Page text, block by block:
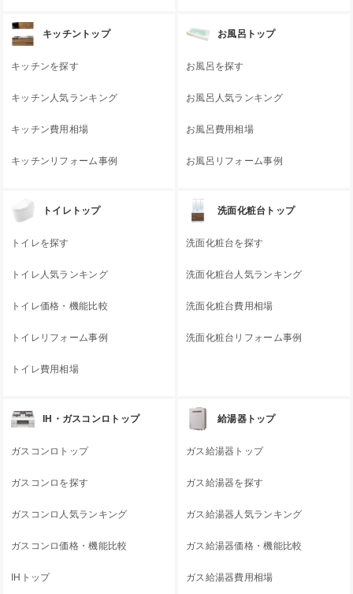
キッチントップ
キッチンを探す
キッチン人気ランキング
キッチン費用相場
キッチンリフォーム事例
お風呂トップ
お風呂を探す
お風呂人気ランキング
お風呂費用相場
お風呂リフォーム事例
トイレトップ
トイレを探す
トイレ人気ランキング
トイレ価格・機能比較
トイレリフォーム事例
トイレ費用相場
洗面化粧台トップ
洗面化粧台を探す
洗面化粧台人気ランキング
洗面化粧台費用相場
洗面化粧台リフォーム事例
IH・ガスコンロトップ
ガスコンロトップ
ガスコンロを探す
ガスコンロ人気ランキング
ガスコンロ価格・機能比較
IHトップ
給湯器トップ
ガス給湯器トップ
ガス給湯器を探す
ガス給湯器人気ランキング
ガス給湯器価格・機能比較
ガス給湯器費用相場